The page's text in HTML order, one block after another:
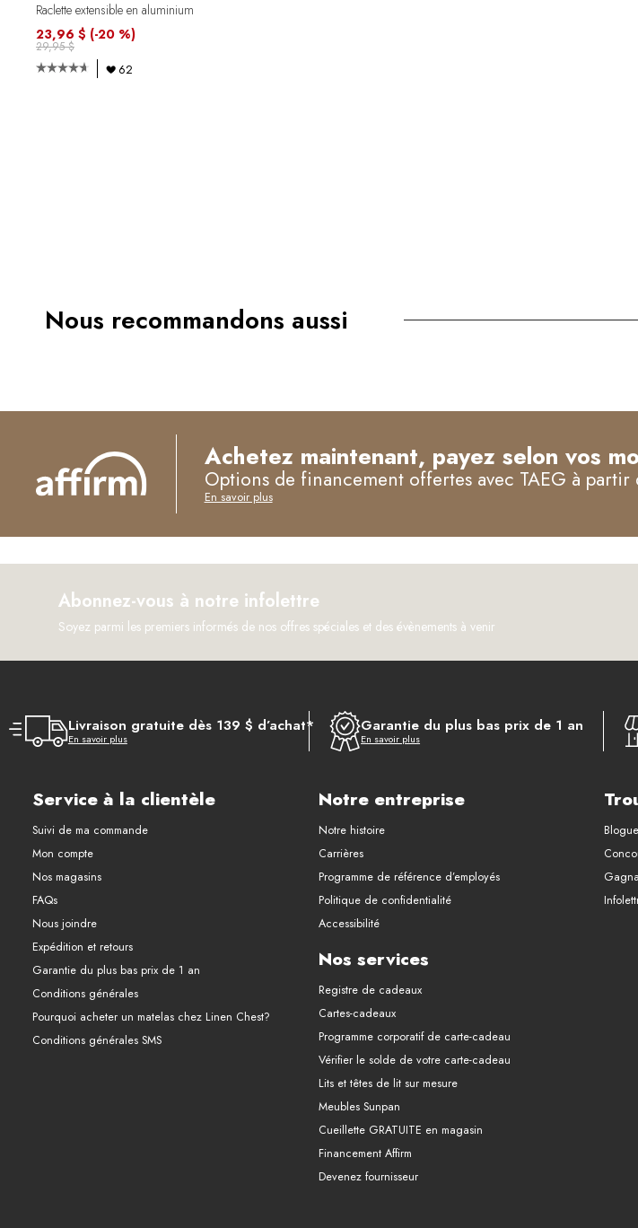
Raclette extensible en aluminium
23,96 $ (-20 %)
29,95 $
62
Nous recommandons aussi
Achetez maintenant, payez selon vos
Options de financement offertes avec TAEG à partir
En savoir plus
Abonnez-vous à notre infolettre
Soyez parmi les premiers informés de nos offres spéciales et des évènements à venir
Livraison gratuite dès 139 $ d’achat*
En savoir plus
Garantie du plus bas prix de 1 an
En savoir plus
Service à la clientèle
Suivi de ma commande
Mon compte
Nos magasins
FAQs
Nous joindre
Expédition et retours
Garantie du plus bas prix de 1 an
Conditions générales
Pourquoi acheter un matelas chez Linen Chest?
Conditions générales SMS
Notre entreprise
Notre histoire
Carrières
Programme de référence d’employés
Politique de confidentialité
Accessibilité
Nos services
Registre de cadeaux
Cartes-cadeaux
Programme corporatif de carte-cadeau
Vérifier le solde de votre carte-cadeau
Lits et têtes de lit sur mesure
Meubles Sunpan
Cueillette GRATUITE en magasin
Financement Affirm
Devenez fournisseur